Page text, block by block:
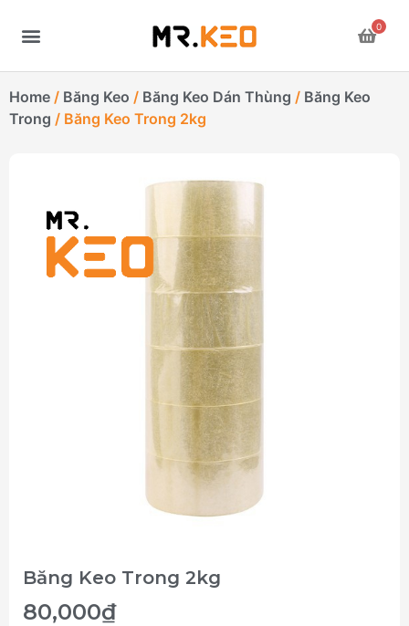
0
Home / Băng Keo / Băng Keo Dán Thùng / Băng Keo
Trong / Băng Keo Trong 2kg
Băng Keo Trong 2kg
80,000₫